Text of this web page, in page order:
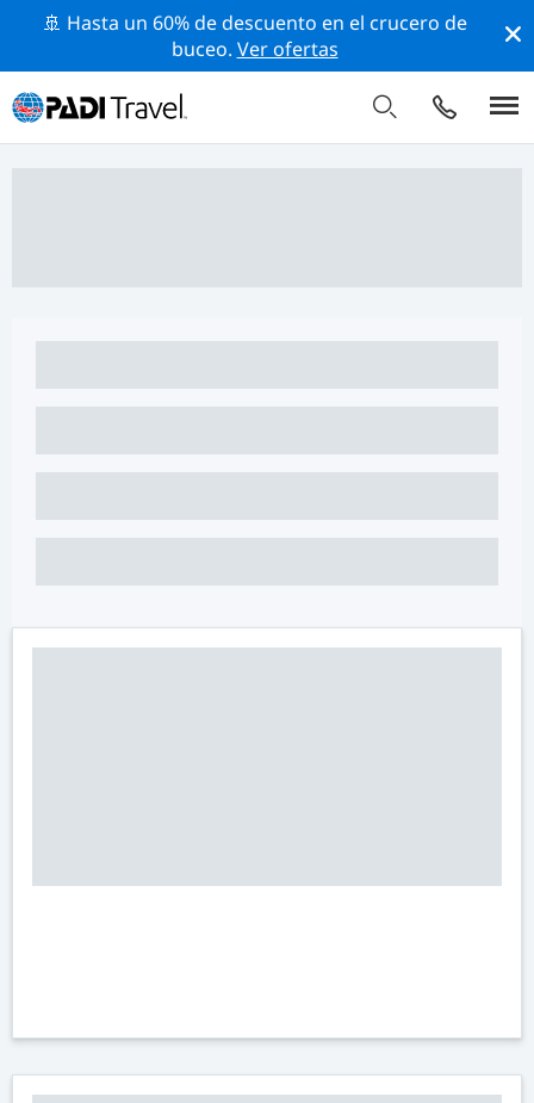
🚢 Hasta un 60% de descuento en el crucero de
buceo. Ver ofertas